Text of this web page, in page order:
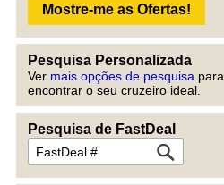
Pesquisa Personalizada
Ver mais opções de pesquisa para
encontrar o seu cruzeiro ideal.
Pesquisa de FastDeal